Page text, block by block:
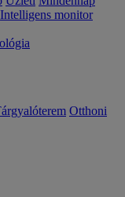
Intelligens monitor
Otthoni